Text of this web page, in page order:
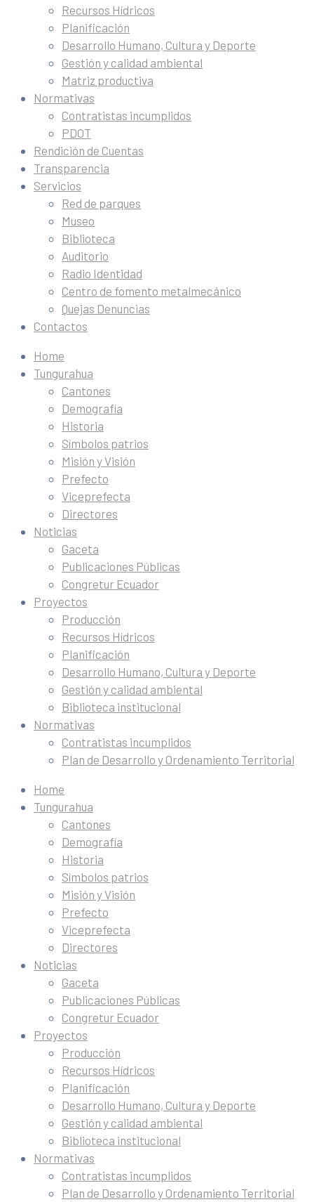
Recursos Hídricos
Planificación
Desarrollo Humano, Cultura y Deporte
Gestión y calidad ambiental
Matriz productiva
Normativas
Contratistas incumplidos
PDOT
Rendición de Cuentas
Transparencia
Servicios
Red de parques
Museo
Biblioteca
Auditorio
Radio Identidad
Centro de fomento metalmecánico
Quejas Denuncias
Contactos
Home
Tungurahua
Cantones
Demografía
Historia
Símbolos patrios
Misión y Visión
Prefecto
Viceprefecta
Directores
Noticias
Gaceta
Publicaciones Públicas
Congretur Ecuador
Proyectos
Producción
Recursos Hídricos
Planificación
Desarrollo Humano, Cultura y Deporte
Gestión y calidad ambiental
Biblioteca institucional
Normativas
Contratistas incumplidos
Plan de Desarrollo y Ordenamiento Territorial
Home
Tungurahua
Cantones
Demografía
Historia
Símbolos patrios
Misión y Visión
Prefecto
Viceprefecta
Directores
Noticias
Gaceta
Publicaciones Públicas
Congretur Ecuador
Proyectos
Producción
Recursos Hídricos
Planificación
Desarrollo Humano, Cultura y Deporte
Gestión y calidad ambiental
Biblioteca institucional
Normativas
Contratistas incumplidos
Plan de Desarrollo y Ordenamiento Territorial